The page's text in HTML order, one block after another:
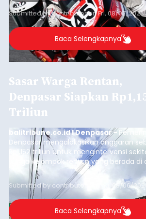
Submitted bycontributoronFri, 08/07/
Baca Selengkapnya
Sasar Warga Rentan,
Denpasar Siapkan
Triliun
balitribune.co.id I Denpasar -
Denpasar mengalokasikan anggaran
Rp1,152 triliun untuk mengintervensi
warga kelompok rentan yang berada
garis kemiskinan. Langkah strategis ini
guna menjaga masyarakat yang
kelompok desil 5 dan 6 tersebut agar
merosot ke kategori miskin.
Submitted by contributor Thu, 08/06/
Baca Selengkapnya